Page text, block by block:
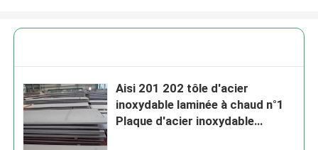
Aisi 201 202 tôle d'acier
inoxydable laminée à chaud n°1
Plaque d'acier inoxydable